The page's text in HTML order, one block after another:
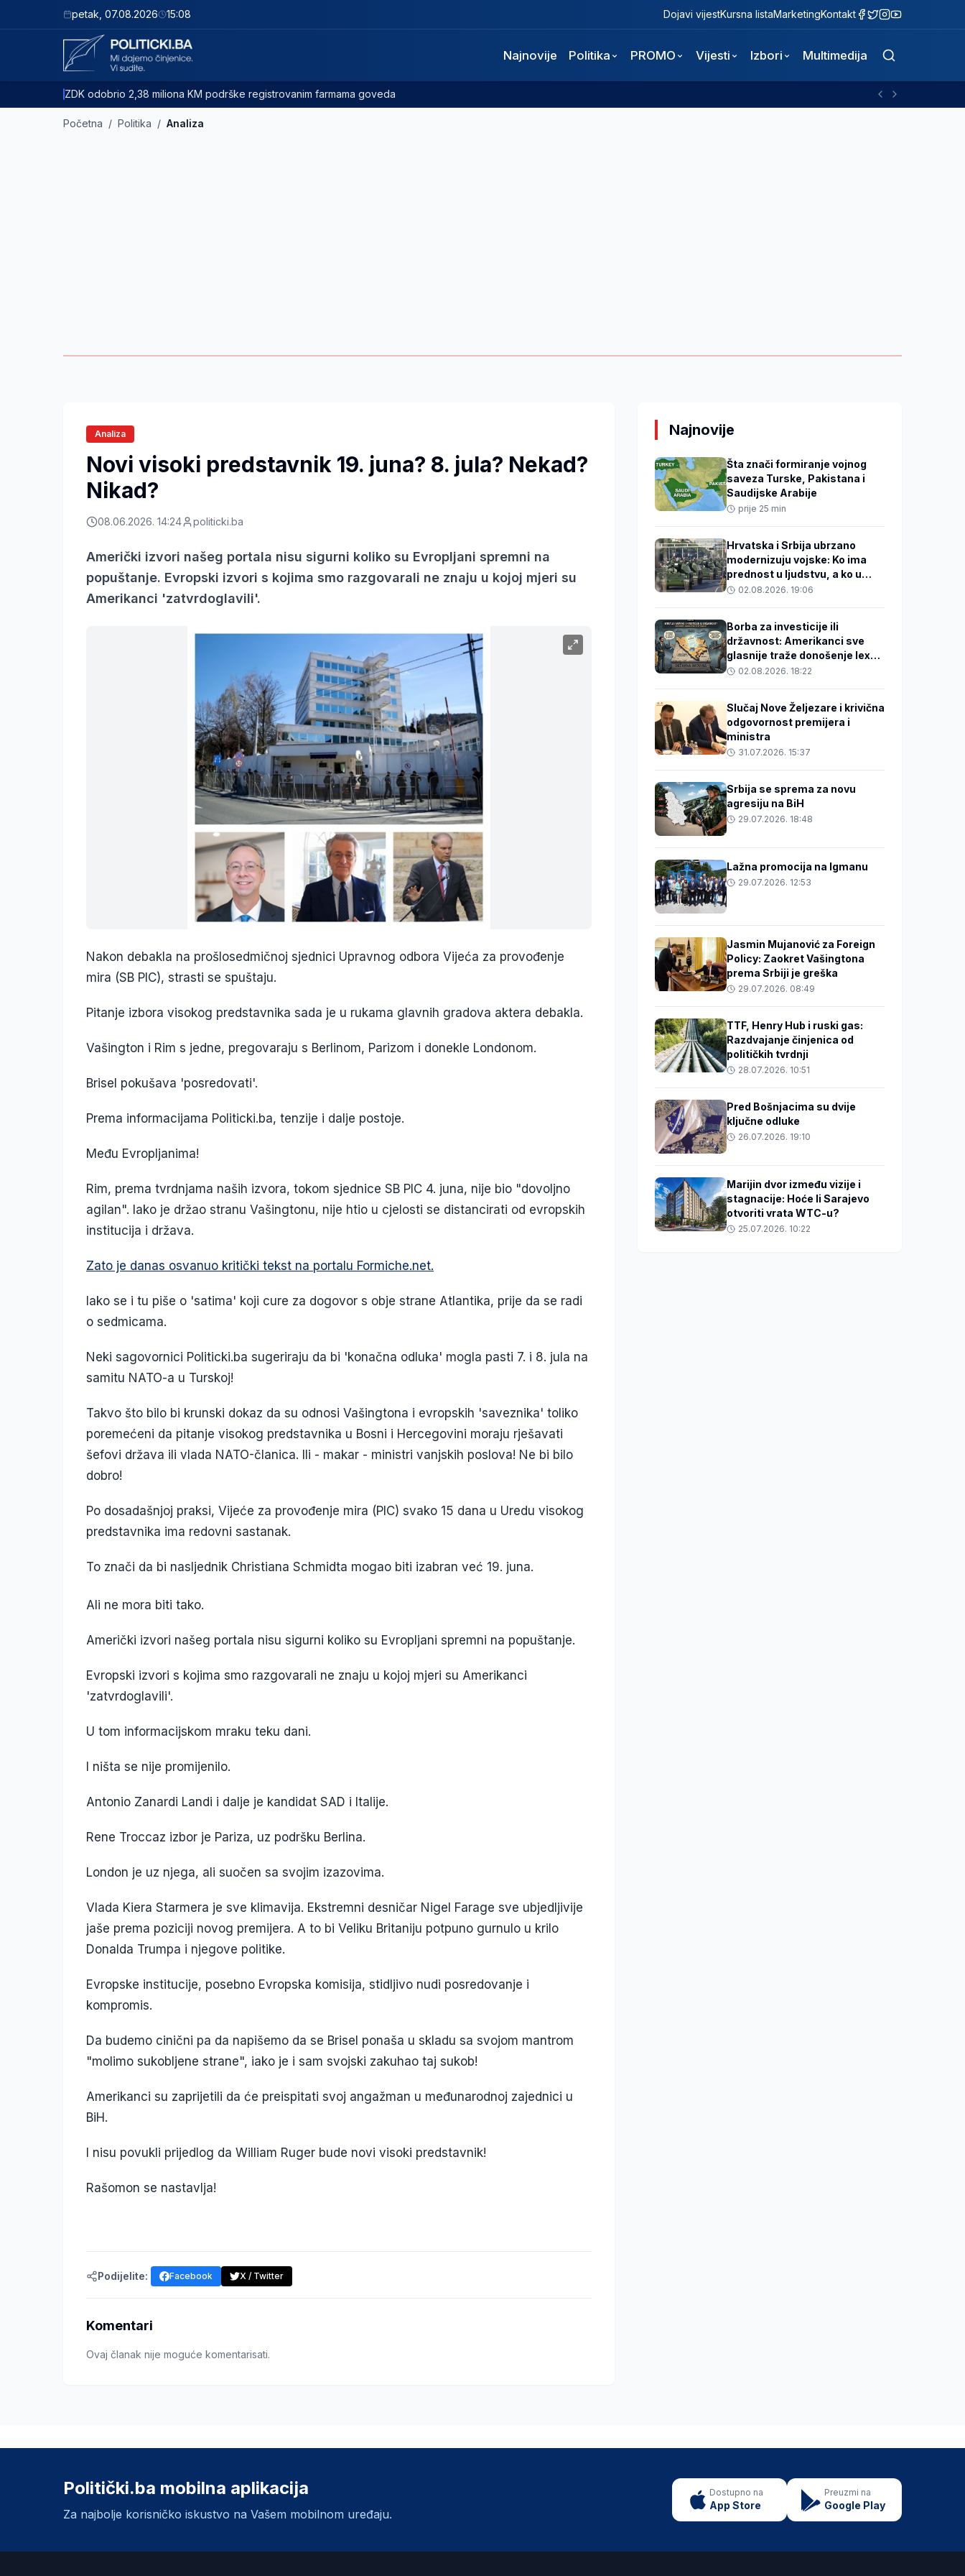
petak 07.08.2026 15:08 Dojavi vijestKursna listaMarketingKontakt
Najnovije Politika PROMO Vijesti Izbori Multimedija
ZDK odobrio 2,38 miliona KM podrške registrovanim farmama goveda
Početna / Politika / Analiza
Analiza
Novi visoki predstavnik 19. juna? 8. jula? Nekad?
Nikad?
08.06.2026. 14:24 politicki.ba
Američki izvori našeg portala nisu sigurni koliko su Evropljani spremni na
popuštanje. Evropski izvori s kojima smo razgovarali ne znaju u kojoj mjeri su
Amerikanci 'zatvrdoglavili'.
Nakon debakla na prošlosedmičnoj sjednici Upravnog odbora Vijeća za provođenje
mira (SB PIC), strasti se spuštaju.
Pitanje izbora visokog predstavnika sada je u rukama glavnih gradova aktera debakla.
Vašington i Rim s jedne, pregovaraju s Berlinom, Parizom i donekle Londonom.
Brisel pokušava 'posredovati'.
Prema informacijama Politicki.ba, tenzije i dalje postoje.
Među Evropljanima!
Rim, prema tvrdnjama naših izvora, tokom sjednice SB PIC 4. juna, nije bio "dovoljno
agilan". Iako je držao stranu Vašingtonu, nije htio u cjelosti se distancirati od evropskih
institucija i država.
Zato je danas osvanuo kritički tekst na portalu Formiche.net.
Iako se i tu piše o 'satima' koji cure za dogovor s obje strane Atlantika, prije da se radi
o sedmicama.
Neki sagovornici Politicki.ba sugeriraju da bi 'konačna odluka' mogla pasti 7. i 8. jula na
samitu NATO-a u Turskoj!
Takvo što bilo bi krunski dokaz da su odnosi Vašingtona i evropskih 'saveznika' toliko
poremećeni da pitanje visokog predstavnika u Bosni i Hercegovini moraju rješavati
šefovi država ili vlada NATO-članica. Ili - makar - ministri vanjskih poslova! Ne bi bilo
dobro!
Po dosadašnjoj praksi, Vijeće za provođenje mira (PIC) svako 15 dana u Uredu visokog
predstavnika ima redovni sastanak.
To znači da bi nasljednik Christiana Schmidta mogao biti izabran već 19. juna.
Ali ne mora biti tako.
Američki izvori našeg portala nisu sigurni koliko su Evropljani spremni na popuštanje.
Evropski izvori s kojima smo razgovarali ne znaju u kojoj mjeri su Amerikanci
'zatvrdoglavili'.
U tom informacijskom mraku teku dani.
I ništa se nije promijenilo.
Antonio Zanardi Landi i dalje je kandidat SAD i Italije.
Rene Troccaz izbor je Pariza, uz podršku Berlina.
London je uz njega, ali suočen sa svojim izazovima.
Vlada Kiera Starmera je sve klimavija. Ekstremni desničar Nigel Farage sve ubjedljivije
jaše prema poziciji novog premijera. A to bi Veliku Britaniju potpuno gurnulo u krilo
Donalda Trumpa i njegove politike.
Evropske institucije, posebno Evropska komisija, stidljivo nudi posredovanje i
kompromis.
Da budemo cinični pa da napišemo da se Brisel ponaša u skladu sa svojom mantrom
"molimo sukobljene strane", iako je i sam svojski zakuhao taj sukob!
Amerikanci su zaprijetili da će preispitati svoj angažman u međunarodnoj zajednici u
BiH.
I nisu povukli prijedlog da William Ruger bude novi visoki predstavnik!
Rašomon se nastavlja!
Podijelite: Facebook X / Twitter
Komentari
Ovaj članak nije moguće komentarisati.
Najnovije
Šta znači formiranje vojnog
saveza Turske, Pakistana i
Saudijske Arabije
prije 25 min
Hrvatska i Srbija ubrzano
modernizuju vojske: Ko ima
prednost u ljudstvu, a ko u
tehnologiji?
02.08.2026. 19:06
Borba za investicije ili
državnost: Amerikanci sve
glasnije traže donošenje lex
specialisa o državnoj imovini
02.08.2026. 18:22
Slučaj Nove Željezare i krivična
odgovornost premijera i
ministra
31.07.2026. 15:37
Srbija se sprema za novu
agresiju na BiH
29.07.2026. 18:48
Lažna promocija na Igmanu
29.07.2026. 12:53
Jasmin Mujanović za Foreign
Policy: Zaokret Vašingtona
prema Srbiji je greška
29.07.2026. 08:49
TTF, Henry Hub i ruski gas:
Razdvajanje činjenica od
političkih tvrdnji
28.07.2026. 10:51
Pred Bošnjacima su dvije
ključne odluke
26.07.2026. 19:10
Marijin dvor između vizije i
stagnacije: Hoće li Sarajevo
otvoriti vrata WTC-u?
25.07.2026. 10:22
Politički.ba mobilna aplikacija
Za najbolje korisničko iskustvo na Vašem mobilnom uređaju.
Dostupno na
App Store
Preuzmi na
Google Play